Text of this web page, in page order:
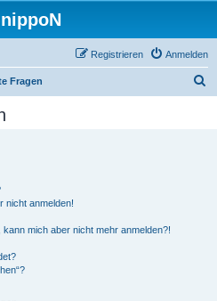
Anmelden
Registrieren
Fragen
nicht anmelden!
mich aber nicht mehr anmelden?!